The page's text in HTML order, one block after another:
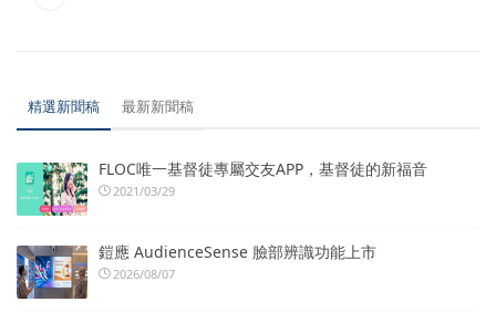
精選新聞稿 最新新聞稿
FLOC唯一基督徒專屬交友APP，基督徒的新福音
2021/03/29
鎧應 AudienceSense 臉部辨識功能上市
2026/08/07